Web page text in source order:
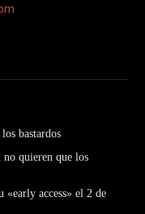
bastardos
quieren que los
access» el 2 de